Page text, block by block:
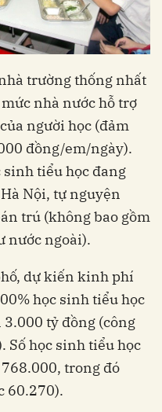
trường thống nhất
nhà nước hỗ trợ
người học (đảm
đồng/em/ngày).
sinh tiểu học đang
Nội, tự nguyện
trú (không bao gồm
nước ngoài).
dự kiến kinh phí
học sinh tiểu học
tỷ đồng (công
Số học sinh tiểu học
trong đó
60.270).